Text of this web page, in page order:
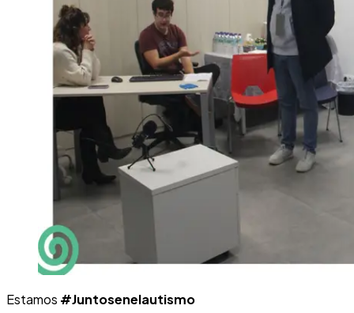
Estamos #Juntosenelautismo